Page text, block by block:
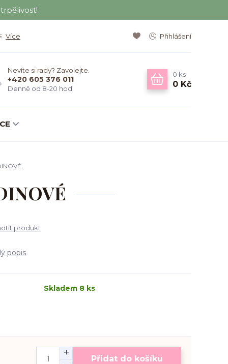
Více Přihlášení
Nevíte si rady? Zavolejte.
+420 605 376 011
Denně od 8-20 hod.
0 ks
0 Kč
produkt
popis
Skladem 8 ks
Přidat do košíku